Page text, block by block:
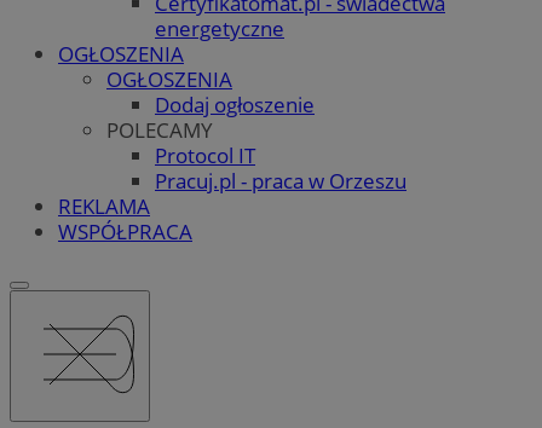
energetyczne
OGŁOSZENIA
OGŁOSZENIA
Dodaj ogłoszenie
POLECAMY
Protocol IT
Pracuj.pl - praca w Orzeszu
REKLAMA
WSPÓŁPRACA